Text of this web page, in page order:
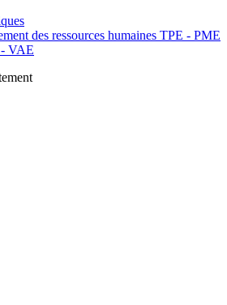
des ressources humaines TPE - PME
VAE